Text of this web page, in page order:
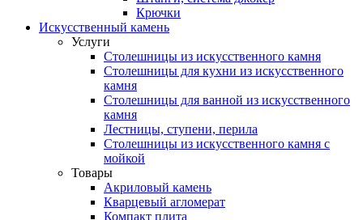
Крючки
Искусственный камень
Услуги
Столешницы из искусственного камня
Столешницы для кухни из искусственного
камня
Столешницы для ванной из искусственного
камня
Лестницы, ступени, перила
Столешницы из искусственного камня с
мойкой
Товары
Акриловый камень
Кварцевый агломерат
Компакт плита